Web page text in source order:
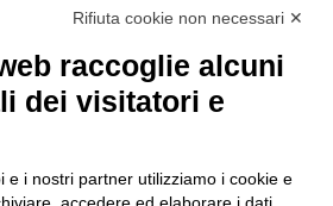
Rifiuta cookie non necessari ✕
raccoglie alcuni
dei visitatori e
e i nostri partner utilizziamo i cookie e